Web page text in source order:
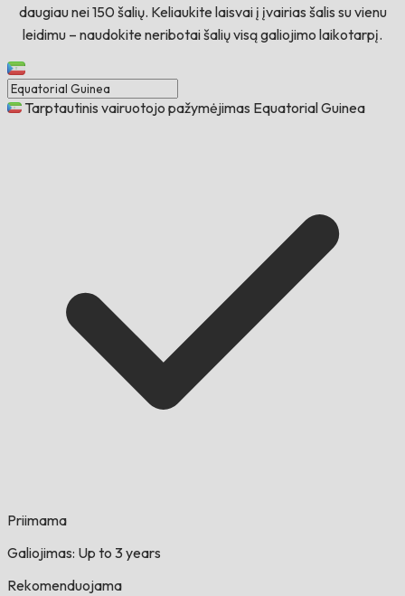
daugiau nei 150 šalių. Keliaukite laisvai į įvairias šalis su vienu
leidimu – naudokite neribotai šalių visą galiojimo laikotarpį.
Tarptautinis vairuotojo pažymėjimas Equatorial Guinea
Priimama
Galiojimas: Up to 3 years
Rekomenduojama